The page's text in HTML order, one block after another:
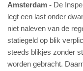
Amsterdam
De
legt een last onder
niet naleven van de
statiegeld op blik
steeds blikjes zonder
worden gebracht.